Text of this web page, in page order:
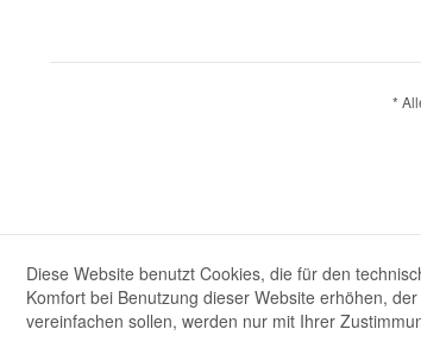
*
Diese Website benutzt Cookies, die für den
Komfort bei Benutzung dieser Website erhöhen,
vereinfachen sollen, werden nur mit Ihrer